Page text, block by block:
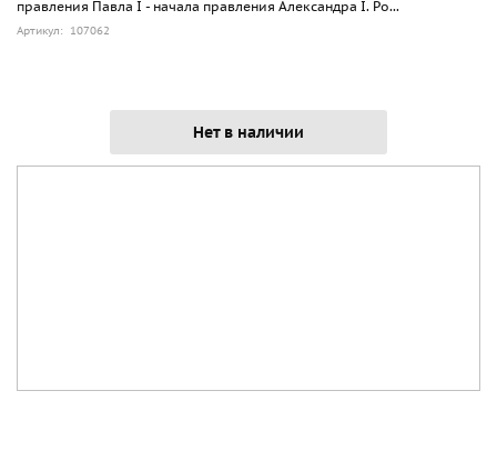
правления Павла I - начала правления Александра I. Ро...
Артикул: 107062
Нет в наличии